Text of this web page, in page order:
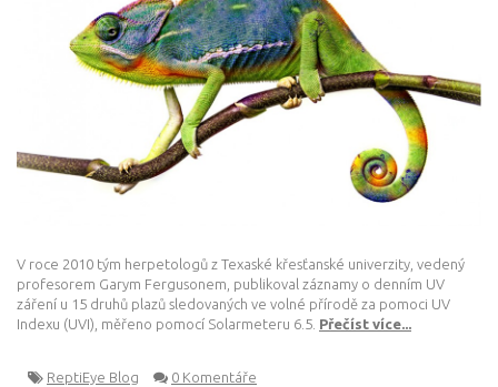
V roce 2010 tým herpetologů z Texaské křesťanské univerzity, vedený
profesorem Garym Fergusonem, publikoval záznamy o denním UV
záření u 15 druhů plazů sledovaných ve volné přírodě za pomoci UV
Indexu (UVI), měřeno pomocí Solarmeteru 6.5. Přečíst více...
ReptiEye Blog 0 Komentáře